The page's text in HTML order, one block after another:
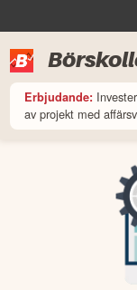
Erbjudande:
av projekt med